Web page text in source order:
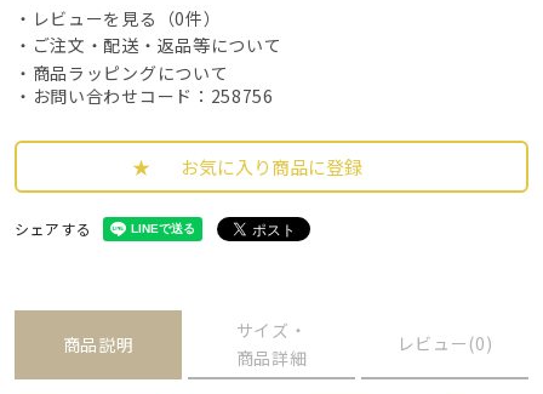
レビューを見る（0件）
ご注文・配送・返品等について
商品ラッピングについて
・お問い合わせコード：258756
お気に入り商品に登録
シェアする
商品説明
サイズ・
商品詳細
レビュー(0)